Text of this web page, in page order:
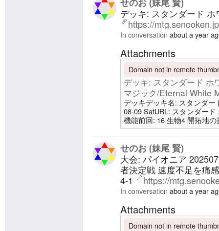
せのお (妹尾 賢)
デッキ: スタンダード ホ
https://
In conversation about a year
Attachments
Domain not in remote
デッキ: スタンダード
マジック/Eternal White
デッキデッキ名: スタンダー
08-09 SatURL: スタンダー
機能前回: 16 生物4 開拓地
ドミナント、ディオン4 ミ
嵐の討伐者、エルズペス24
イドボード3 真昼の
せのお (妹尾 賢)
大会: パイオニア
者決定戦 速度不足を痛
4-1
https://
In conversation about a year
Attachments
Domain not in remote